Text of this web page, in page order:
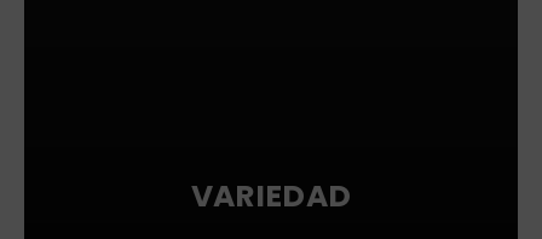
VARIEDAD